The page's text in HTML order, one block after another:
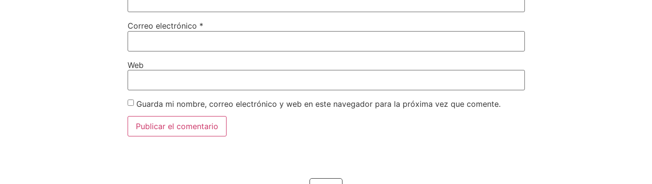
Correo electrónico *
Web
Guarda mi nombre, correo electrónico y web en este navegador para la próxima vez que comente.